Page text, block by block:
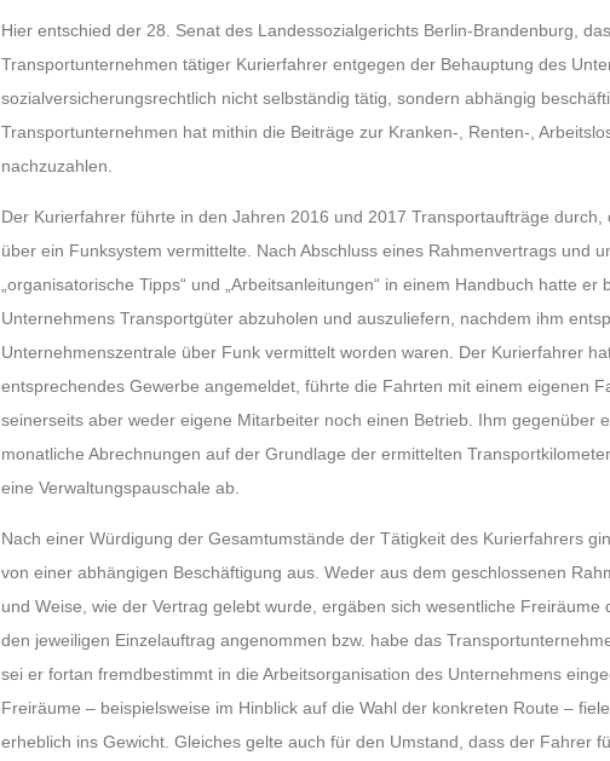
Hier entschied der 28. Senat des Landessozialgerichts Berlin-Brandenburg,
Transportunternehmen tätiger Kurierfahrer entgegen der Behauptung des
sozialversicherungsrechtlich nicht selbständig tätig, sondern abhängig
Transportunternehmen hat mithin die Beiträge zur Kranken-, Renten-,
nachzuzahlen.
Der Kurierfahrer führte in den Jahren 2016 und 2017 Transportaufträge durch,
über ein Funksystem vermittelte. Nach Abschluss eines Rahmenvertrags und
„organisatorische Tipps“ und „Arbeitsanleitungen“ in einem Handbuch hatte er
Unternehmens Transportgüter abzuholen und auszuliefern, nachdem ihm
Unternehmenszentrale über Funk vermittelt worden waren. Der Kurierfahrer
entsprechendes Gewerbe angemeldet, führte die Fahrten mit einem eigenen
seinerseits aber weder eigene Mitarbeiter noch einen Betrieb. Ihm gegenüber
monatliche Abrechnungen auf der Grundlage der ermittelten
eine Verwaltungspauschale ab.
Nach einer Würdigung der Gesamtumstände der Tätigkeit des Kurierfahrers
von einer abhängigen Beschäftigung aus. Weder aus dem geschlossenen
und Weise, wie der Vertrag gelebt wurde, ergäben sich wesentliche Freiräume
den jeweiligen Einzelauftrag angenommen bzw. habe das
sei er fortan fremdbestimmt in die Arbeitsorganisation des Unternehmens
Freiräume – beispielsweise im Hinblick auf die Wahl der konkreten Route –
erheblich ins Gewicht. Gleiches gelte auch für den Umstand, dass der Fahrer